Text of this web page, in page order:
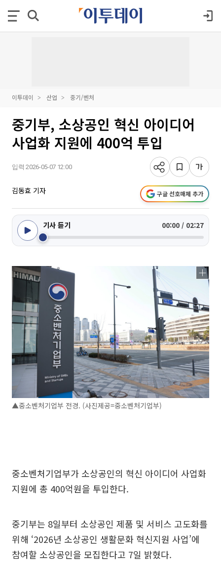
이투데이 산업 중기/벤처
중기부, 소상공인 혁신 아이디어
사업화 지원에 400억 투입
입력 2026-05-07 12:00
김동효 기자 구글 선호매체 추가
기사 듣기 00:00 / 02:27
▲중소벤처기업부 전경. (사진제공=중소벤처기업부)
중소벤처기업부가 소상공인의 혁신 아이디어 사업화
지원에 총 400억원을 투입한다.
중기부는 8일부터 소상공인 제품 및 서비스 고도화를
위해 ‘2026년 소상공인 생활문화 혁신지원 사업’에
참여할 소상공인을 모집한다고 7일 밝혔다.